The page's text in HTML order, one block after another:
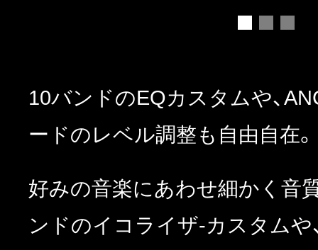
10バンドのEQカスタムや、
ードのレベル調整も自由自在。
好みの音楽にあわせ細かく音
ンドのイコライザ-カスタムや